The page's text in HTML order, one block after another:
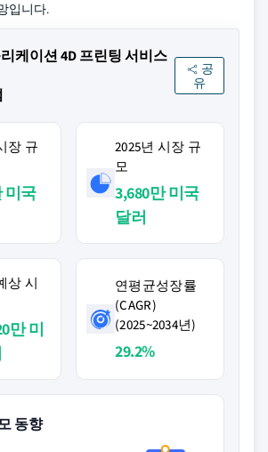
입니다.
케이션 4D 프린팅 서비스
공
유
장 규
미국
2025년 시장 규
모
3,680만 미국
달러
상 시
만 미
연평균성장률
(CAGR)
(2025~2034년)
29.2%
동향